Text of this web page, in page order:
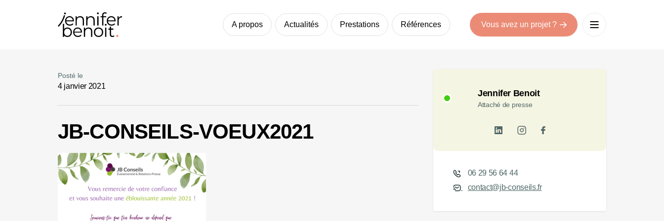
A propos Actualités Prestations Références Vous avez un projet ?
Posté le
4 janvier 2021
JB-CONSEILS-VOEUX2021
Jennifer Benoit
Attaché de presse
06 29 56 64 44
contact@jb-conseils.fr